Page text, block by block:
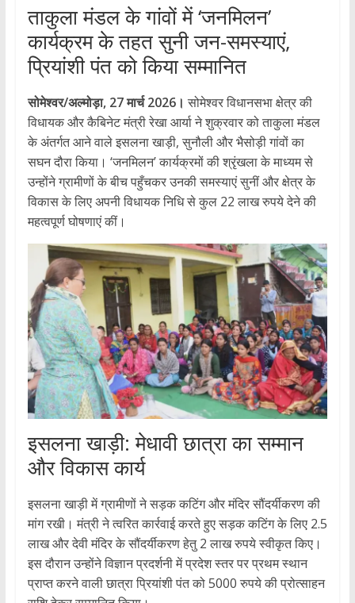
ताकुला मंडल के गांवों में ‘जनमिलन’
कार्यक्रम के तहत सुनी जन-समस्याएं,
प्रियांशी पंत को किया सम्मानित
सोमेश्वर/अल्मोड़ा, 27 मार्च 2026।सोमेश्वर विधानसभा क्षेत्र की
विधायक और कैबिनेट मंत्री रेखा आर्या ने शुक्रवार को ताकुला मंडल
के अंतर्गत आने वाले इसलना खाड़ी, सुनौली और भैसोड़ी गांवों का
सघन दौरा किया। ‘जनमिलन’ कार्यक्रमों की श्रृंखला के माध्यम से
उन्होंने ग्रामीणों के बीच पहुँचकर उनकी समस्याएं सुनीं और क्षेत्र के
विकास के लिए अपनी विधायक निधि से कुल 22 लाख रुपये देने की
महत्वपूर्ण घोषणाएं कीं।
इसलना खाड़ी: मेधावी छात्रा का सम्मान
और विकास कार्य
इसलना खाड़ी में ग्रामीणों ने सड़क कटिंग और मंदिर सौंदर्यीकरण की
मांग रखी। मंत्री ने त्वरित कार्रवाई करते हुए सड़क कटिंग के लिए 2.5
लाख और देवी मंदिर के सौंदर्यीकरण हेतु 2 लाख रुपये स्वीकृत किए।
इस दौरान उन्होंने विज्ञान प्रदर्शनी में प्रदेश स्तर पर प्रथम स्थान
प्राप्त करने वाली छात्रा प्रियांशी पंत को 5000 रुपये की प्रोत्साहन